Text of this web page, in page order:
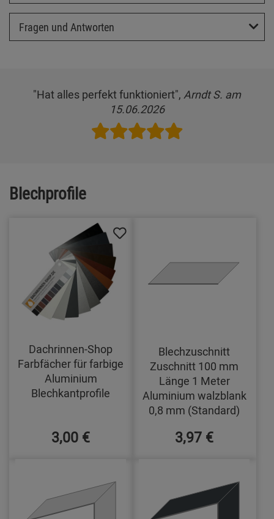
Fragen und Antworten
"Hat alles perfekt funktioniert", Arndt S. am
15.06.2026
Blechprofile
Dachrinnen-Shop
Farbfächer für farbige
Aluminium
Blechkantprofile
3,00 €
Blechzuschnitt
Zuschnitt 100 mm
Länge 1 Meter
Aluminium walzblank
0,8 mm (Standard)
3,97 €